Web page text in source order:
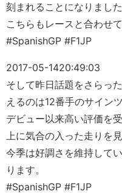
刻まれることになりました
こちらもレースと合わせ
#SpanishGP #F1JP
2017-05-1420:49:03
そして昨日話題をさらっ
えるのは12番手のサインツ
デビュー以来高い評価を
上に気合の入った走りを
今季は好調さを維持して
ります。
#SpanishGP #F1JP